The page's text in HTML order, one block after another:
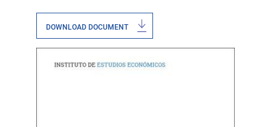
DOWNLOAD DOCUMENT